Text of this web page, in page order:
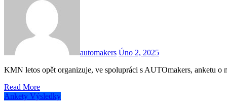
automakers Úno 2, 2025
KMN letos opět organizuje, ve spolupráci s AUTOmakers, anketu
Read More
Ankety Výsledky